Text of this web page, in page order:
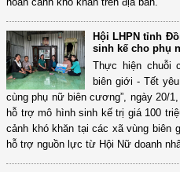
Hội LHPN tỉnh
sinh kế cho phụ
Thực hiện chuỗi
biên giới - Tết
cùng phụ nữ biên cương”, ngày 20/
hỗ trợ mô hình sinh kế trị giá 100
cảnh khó khăn tại các xã vùng biên
hỗ trợ nguồn lực từ Hội Nữ doanh